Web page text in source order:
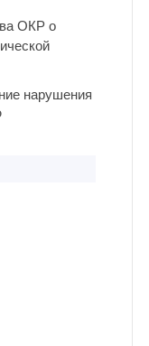
ОКР о
нарушения